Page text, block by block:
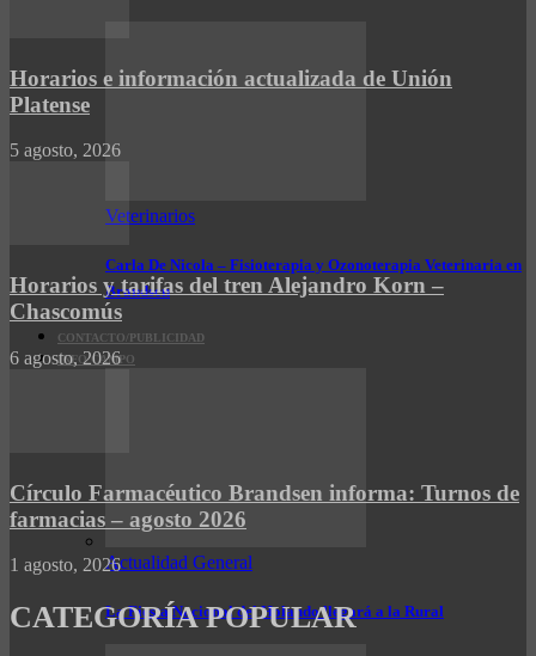
Veterinarios
Carla De Nicola – Fisioterapia y Ozonoterapia Veterinaria en
Brandsen
CONTACTO/PUBLICIDAD
INFO CAMPO
Actualidad General
La Fiesta Nacional del Holando llegará a la Rural
Horarios e información actualizada de Unión
Platense
5 agosto, 2026
Horarios y tarifas del tren Alejandro Korn –
Chascomús
6 agosto, 2026
Círculo Farmacéutico Brandsen informa: Turnos de
farmacias – agosto 2026
1 agosto, 2026
CATEGORÍA POPULAR